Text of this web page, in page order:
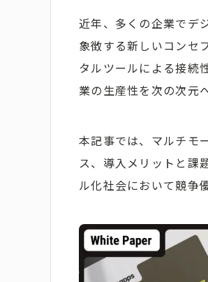
近年、多くの企業でデ
象徴する新しいコンセ
タルツールによる接続
業の生産性を次の次元
本記事では、マルチモ
ス、導入メリットと課
ル化社会において競争